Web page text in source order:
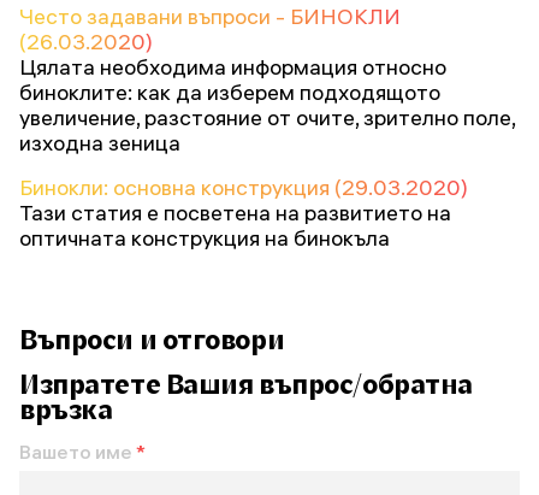
Често задавани въпроси - БИНОКЛИ
(26.03.2020)
Цялата необходима информация относно
биноклите: как да изберем подходящото
увеличение, разстояние от очите, зрително поле,
изходна зеница
Бинокли: основна конструкция (29.03.2020)
Тази статия е посветена на развитието на
оптичната конструкция на бинокъла
Въпроси и отговори
Изпратете Вашия въпрос/обратна
връзка
Вашето име *